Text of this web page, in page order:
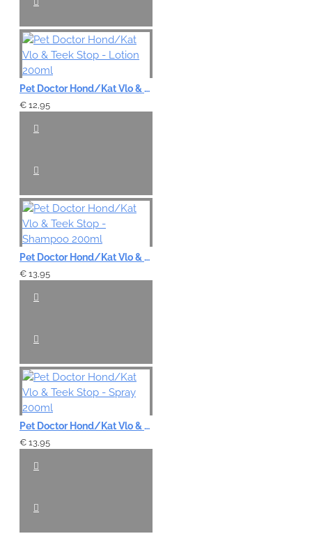
Pet Doctor Hond/Kat Vlo & Teek Stop - Lotion 200ml
€ 12,95
Pet Doctor Hond/Kat Vlo & Teek Stop - Shampoo 200ml
€ 13,95
Pet Doctor Hond/Kat Vlo & Teek Stop - Spray 200ml
€ 13,95